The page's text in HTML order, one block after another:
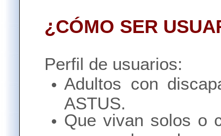
¿CÓMO SER
Perfil de usuarios:
Adultos con
ASTUS.
Que vivan solos o